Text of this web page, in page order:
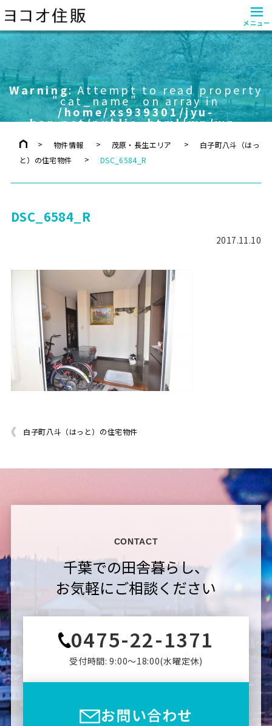
≡
メニュー
Warning: Attempt to read property
"cat_name" on array in
/home/xs939301/jyu-
han.net/public_html/wp/wp-
on line757
物件情報 茂原・長生エリア
白子町八斗（はっ
と）の住宅物件
DSC_6584_R
DSC_6584_R
2017.11.10
白子町八斗（はっと）の住宅物件
CONTACT
千葉での田舎暮らし、
お気軽にご相談ください
0475-22-1371
受付時間: 9:00〜18:00(⽔曜定休)
お問い合わせ